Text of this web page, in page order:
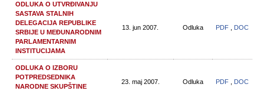
ODLUKA O UTVRĐIVANJU
SASTAVA STALNIH
DELEGACIJA REPUBLIKE
SRBIJE U MEĐUNARODNIM
PARLAMENTARNIM
INSTITUCIJAMA
13. jun 2007. Odluka PDF DOC
ODLUKA O IZBORU
POTPREDSEDNIKA
NARODNE SKUPŠTINE
23. maj 2007. Odluka PDF DOC